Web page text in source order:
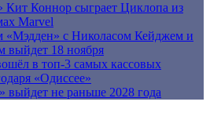
Кит Коннор сыграет Циклопа из
Marvel
с Николасом Кейджем и
выйдет 18 ноября
в топ-3 самых кассовых
«Одиссее»
не раньше 2028 года